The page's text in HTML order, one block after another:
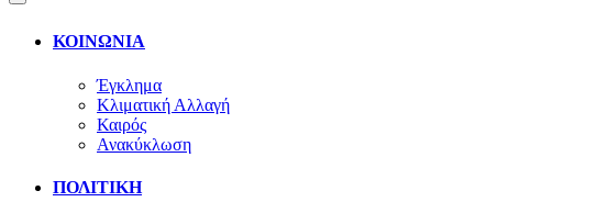
ΚΟΙΝΩΝΙΑ
Έγκλημα
Κλιματική Αλλαγή
Καιρός
Ανακύκλωση
ΠΟΛΙΤΙΚΗ